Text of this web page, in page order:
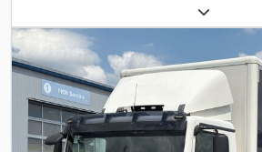
, ukupna težina:
osovina:4x2, sledeća inspekcija (TÜV):04/
, kabina vozača: ostalo
razred:Euro 6, suspencija:ostalo, broj
8.400 mm, dužina tovarnog prostora: 5.100
prostora:2.480 mm, visina tovarnog
građevinska visina:3.550 mm, Oprema:
zaključavanje, elektronski program